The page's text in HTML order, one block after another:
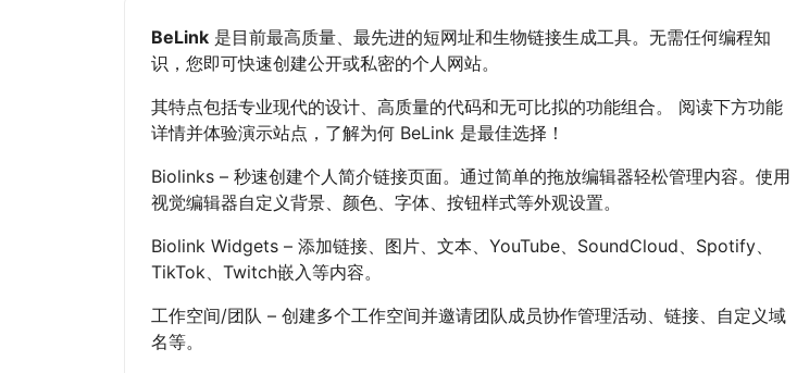
BeLink 是目前最高质量、最先进的短网址和生物链接生成工具。无需任何编程知
识，您即可快速创建公开或私密的个人网站。
其特点包括专业现代的设计、高质量的代码和无可比拟的功能组合。 阅读下方功能
详情并体验演示站点，了解为何 BeLink 是最佳选择！
Biolinks – 秒速创建个人简介链接页面。通过简单的拖放编辑器轻松管理内容。使用
视觉编辑器自定义背景、颜色、字体、按钮样式等外观设置。
Biolink Widgets – 添加链接、图片、文本、YouTube、SoundCloud、Spotify、
TikTok、Twitch嵌入等内容。
工作空间/团队 – 创建多个工作空间并邀请团队成员协作管理活动、链接、自定义域
名等。